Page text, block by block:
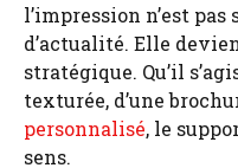
l’impression n’est
d’actualité. Elle
stratégique. Qu’il
texturée, d’une
personnalisé, le
sens.